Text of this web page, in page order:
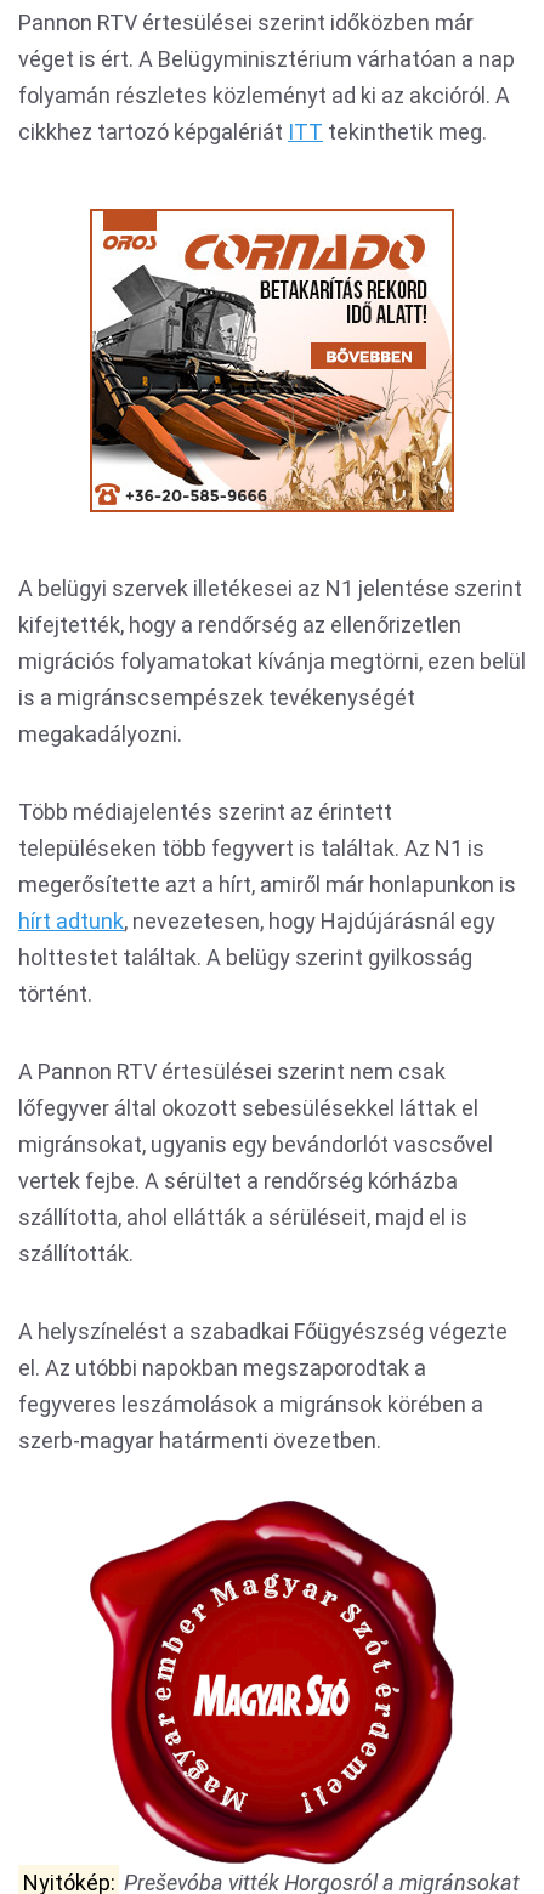
Pannon RTV értesülései szerint időközben már
véget is ért. A Belügyminisztérium várhatóan a nap
folyamán részletes közleményt ad ki az akcióról. A
cikkhez tartozó képgalériát ITT tekinthetik meg.
A belügyi szervek illetékesei az N1 jelentése szerint
kifejtették, hogy a rendőrség az ellenőrizetlen
migrációs folyamatokat kívánja megtörni, ezen belül
is a migránscsempészek tevékenységét
megakadályozni.
Több médiajelentés szerint az érintett
településeken több fegyvert is találtak. Az N1 is
megerősítette azt a hírt, amiről már honlapunkon is
hírt adtunk, nevezetesen, hogy Hajdújárásnál egy
holttestet találtak. A belügy szerint gyilkosság
történt.
A Pannon RTV értesülései szerint nem csak
lőfegyver által okozott sebesülésekkel láttak el
migránsokat, ugyanis egy bevándorlót vascsővel
vertek fejbe. A sérültet a rendőrség kórházba
szállította, ahol ellátták a sérüléseit, majd el is
szállították.
A helyszínelést a szabadkai Főügyészség végezte
el. Az utóbbi napokban megszaporodtak a
fegyveres leszámolások a migránsok körében a
szerb-magyar határmenti övezetben.
Nyitókép: Preševóba vitték Horgosról a migránsokat